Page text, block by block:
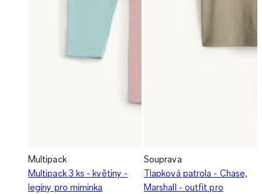
Multipack
Multipack 3 ks - květiny -
legíny pro miminka
Souprava
Tlapková patrola - Chase,
Marshall - outfit pro